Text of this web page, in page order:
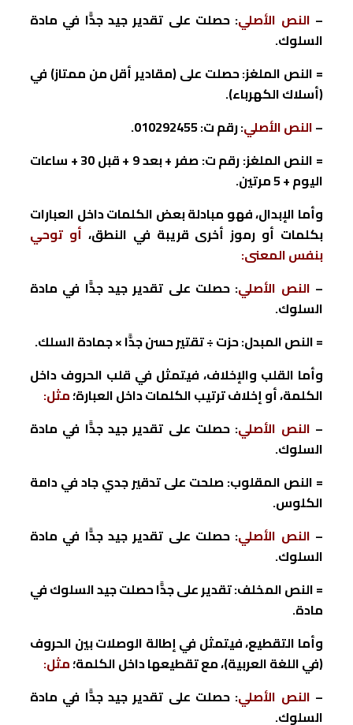
– النص الأصلي: حصلت على تقدير جيد جدًّا في مادة
السلوك.
= النص الملغز: حصلت على (مقادير أقل من ممتاز) في
(أسلاك الكهرباء).
–النص الأصلي: رقم ت:010292455
.
= النص الملغز: رقم ت: صفر + بعد 9 + قبل 30 + ساعات
اليوم + 5 مرتين.
وأما الإبدال، فهو مبادلة بعض الكلمات داخل العبارات
بكلمات أو رموز أخرى قريبة في النطق، أو توحي
بنفس المعنى:
– النص الأصلي: حصلت على تقدير جيد جدًّا في مادة
السلوك.
= النص المبدل: حزت ÷ تقتير حسن جدًّا × جمادة السلك.
وأما القلب والإخلاف، فيتمثل في قلب الحروف داخل
الكلمة، أو إخلاف ترتيب الكلمات داخل العبارة؛مثل:
– النص الأصلي: حصلت على تقدير جيد جدًّا في مادة
السلوك.
= النص المقلوب: صلحت على تدقير جدي جاد في دامة
الكلوس.
– النص الأصلي: حصلت على تقدير جيد جدًّا في مادة
السلوك.
= النص المخلف: تقدير على جدًّا حصلت جيد السلوك في
مادة.
وأما التقطيع، فيتمثل في إطالة الوصلات بين الحروف
(في اللغة العربية)، مع تقطيعها داخل الكلمة؛مثل:
– النص الأصلي: حصلت على تقدير جيد جدًّا في مادة
السلوك.